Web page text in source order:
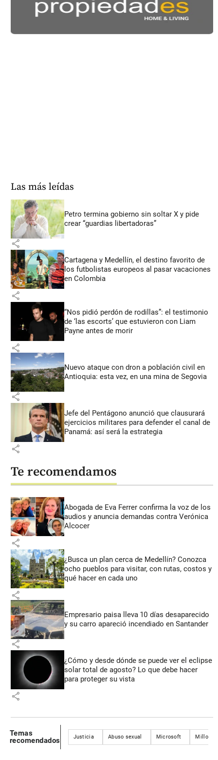
Las más leídas
Petro termina gobierno sin soltar X y pide
crear “guardias libertadoras”
share
Cartagena y Medellín, el destino favorito de
los futbolistas europeos al pasar vacaciones
en Colombia
share
“Nos pidió perdón de rodillas”: el testimonio
de ‘las escorts’ que estuvieron con Liam
Payne antes de morir
share
Nuevo ataque con dron a población civil en
Antioquia: esta vez, en una mina de Segovia
share
Jefe del Pentágono anunció que clausurará
ejercicios militares para defender el canal de
Panamá: así será la estrategia
share
Te recomendamos
Abogada de Eva Ferrer confirma la voz de los
audios y anuncia demandas contra Verónica
Alcocer
share
¿Busca un plan cerca de Medellín? Conozca
ocho pueblos para visitar, con rutas, costos y
qué hacer en cada uno
share
Empresario paisa lleva 10 días desaparecido
y su carro apareció incendiado en Santander
share
¿Cómo y desde dónde se puede ver el eclipse
solar total de agosto? Lo que debe hacer
para proteger su vista
share
Temas
recomendados
Justicia Abuso sexual Microsoft